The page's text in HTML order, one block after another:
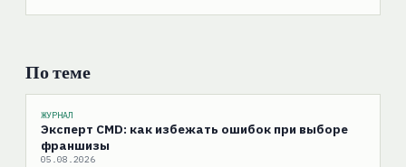
По теме
ЖУРНАЛ
Эксперт CMD: как избежать ошибок при выборе
франшизы
05.08.2026